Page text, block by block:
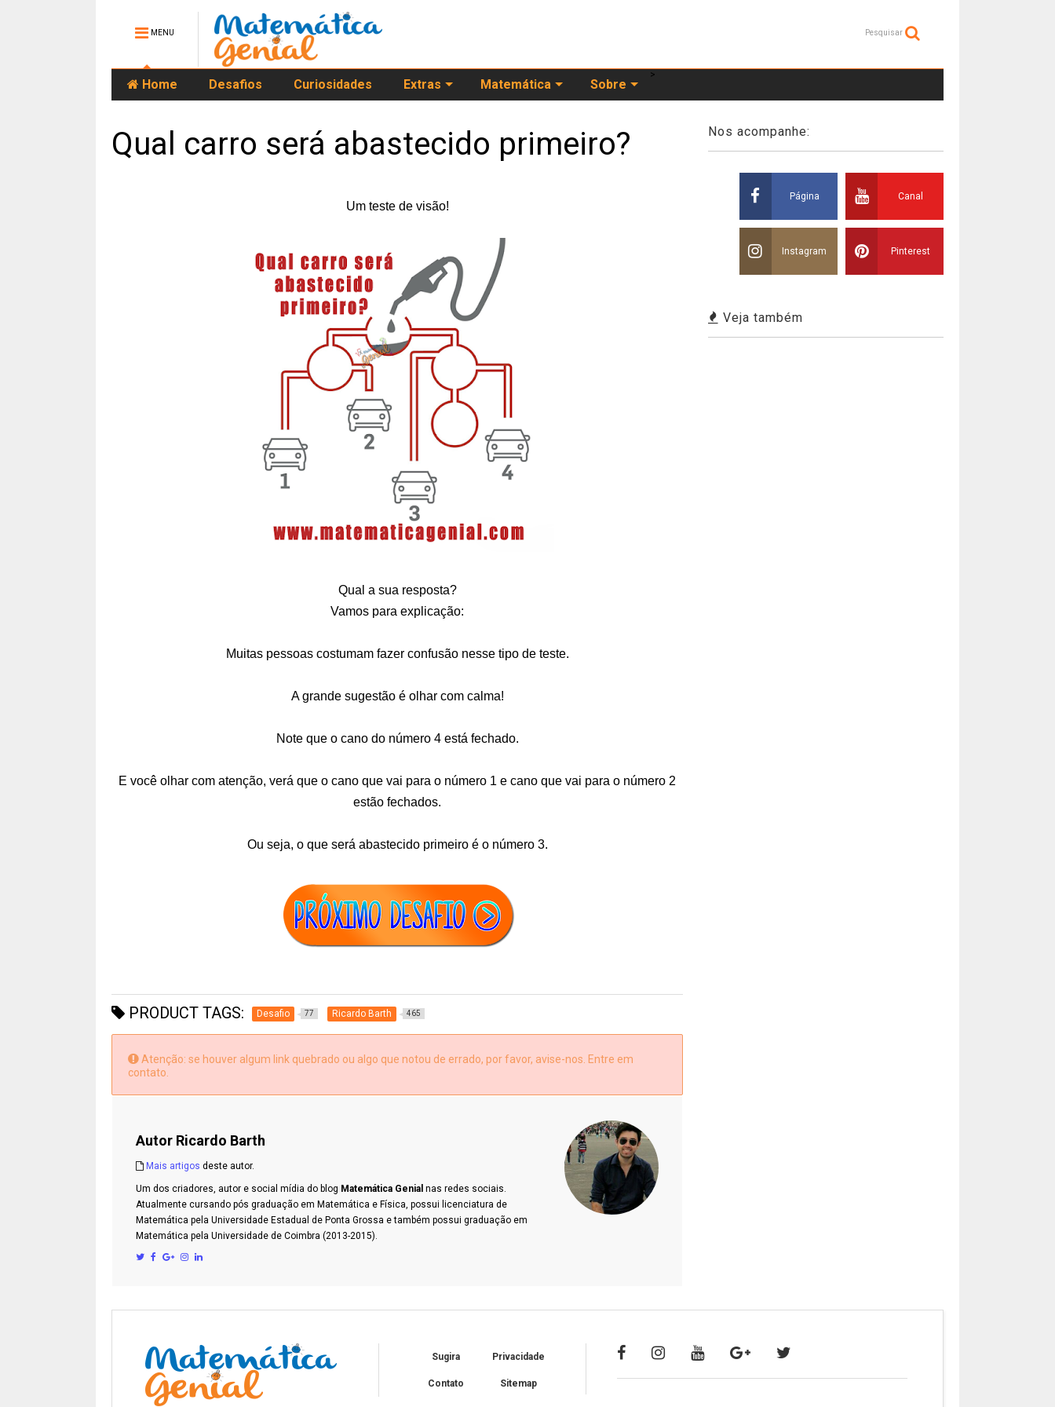
MENU Pesquisar
Home Desafios Curiosidades Extras
>
Matemática Sobre
Qual carro será abastecido primeiro?
Um teste de visão!
Qual a sua resposta?
Vamos para explicação:
Muitas pessoas costumam fazer confusão nesse tipo de teste.
A grande sugestão é olhar com calma!
Note que o cano do número 4 está fechado.
E você olhar com atenção, verá que o cano que vai para o número 1 e cano que vai para o número 2
estão fechados.
Ou seja, o que será abastecido primeiro é o número 3.
PRODUCT TAGS: Desafio 77 Ricardo Barth 465
Atenção: se houver algum link quebrado ou algo que notou de errado, por favor, avise-nos. Entre em
contato.
Autor Ricardo Barth
Mais artigos deste autor.
Um dos criadores, autor e social mídia do blog Matemática Genial nas redes sociais.
Atualmente cursando pós graduação em Matemática e Física, possui licenciatura de
Matemática pela Universidade Estadual de Ponta Grossa e também possui graduação em
Matemática pela Universidade de Coimbra (2013-2015).
Nos acompanhe:
Página Canal
Instagram Pinterest
Veja também
Sugira Privacidade
Contato Sitemap